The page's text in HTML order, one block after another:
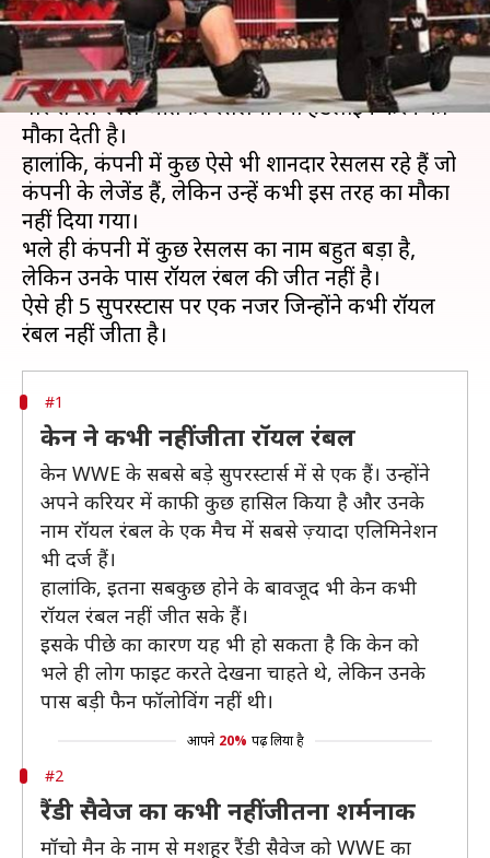
क्या है खबर?
WWE अपने सभी बड़े सुपरस्टार्स को कम से कम एक
बार रॉयल रंबल जीतकर रेसलमेनिया हेडलाइन करने का
मौका देती है।
हालांकि, कंपनी में कुछ ऐसे भी शानदार रेसलर्स रहे हैं जो
कंपनी के लेजेंड हैं, लेकिन उन्हें कभी इस तरह का मौका
नहीं दिया गया।
भले ही कंपनी में कुछ रेसलर्स का नाम बहुत बड़ा है,
लेकिन उनके पास रॉयल रंबल की जीत नहीं है।
ऐसे ही 5 सुपरस्टार्स पर एक नजर जिन्होंने कभी रॉयल
#1
केन ने कभी नहीं जीता रॉयल रंबल
केन WWE के सबसे बड़े सुपरस्टार्स में से एक हैं। उन्होंने
अपने करियर में काफी कुछ हासिल किया है और उनके
नाम रॉयल रंबल के एक मैच में सबसे ज़्यादा एलिमिनेशन
भी दर्ज हैं।
हालांकि, इतना सबकुछ होने के बावजूद भी केन कभी
रॉयल रंबल नहीं जीत सके हैं।
इसके पीछे का कारण यह भी हो सकता है कि केन को
भले ही लोग फाइट करते देखना चाहते थे, लेकिन उनके
पास बड़ी फैन फॉलोविंग नहीं थी।
आपने 20% पढ़ लिया है
#2
रैंडी सैवेज का कभी नहीं जीतना शर्मनाक
मॉचो मैन के नाम से मशहूर रैंडी सैवेज को WWE का